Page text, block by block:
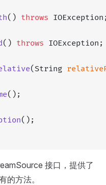
() throws
() throws IOException;
(String
();
();
接口，提供了
的方法。